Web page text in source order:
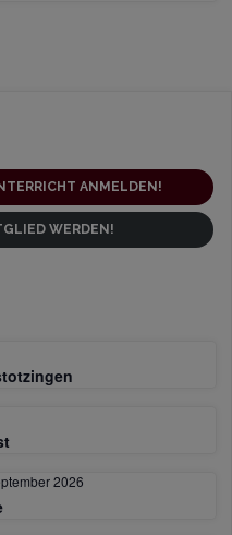
ANMELDEN!
WERDEN!
2026